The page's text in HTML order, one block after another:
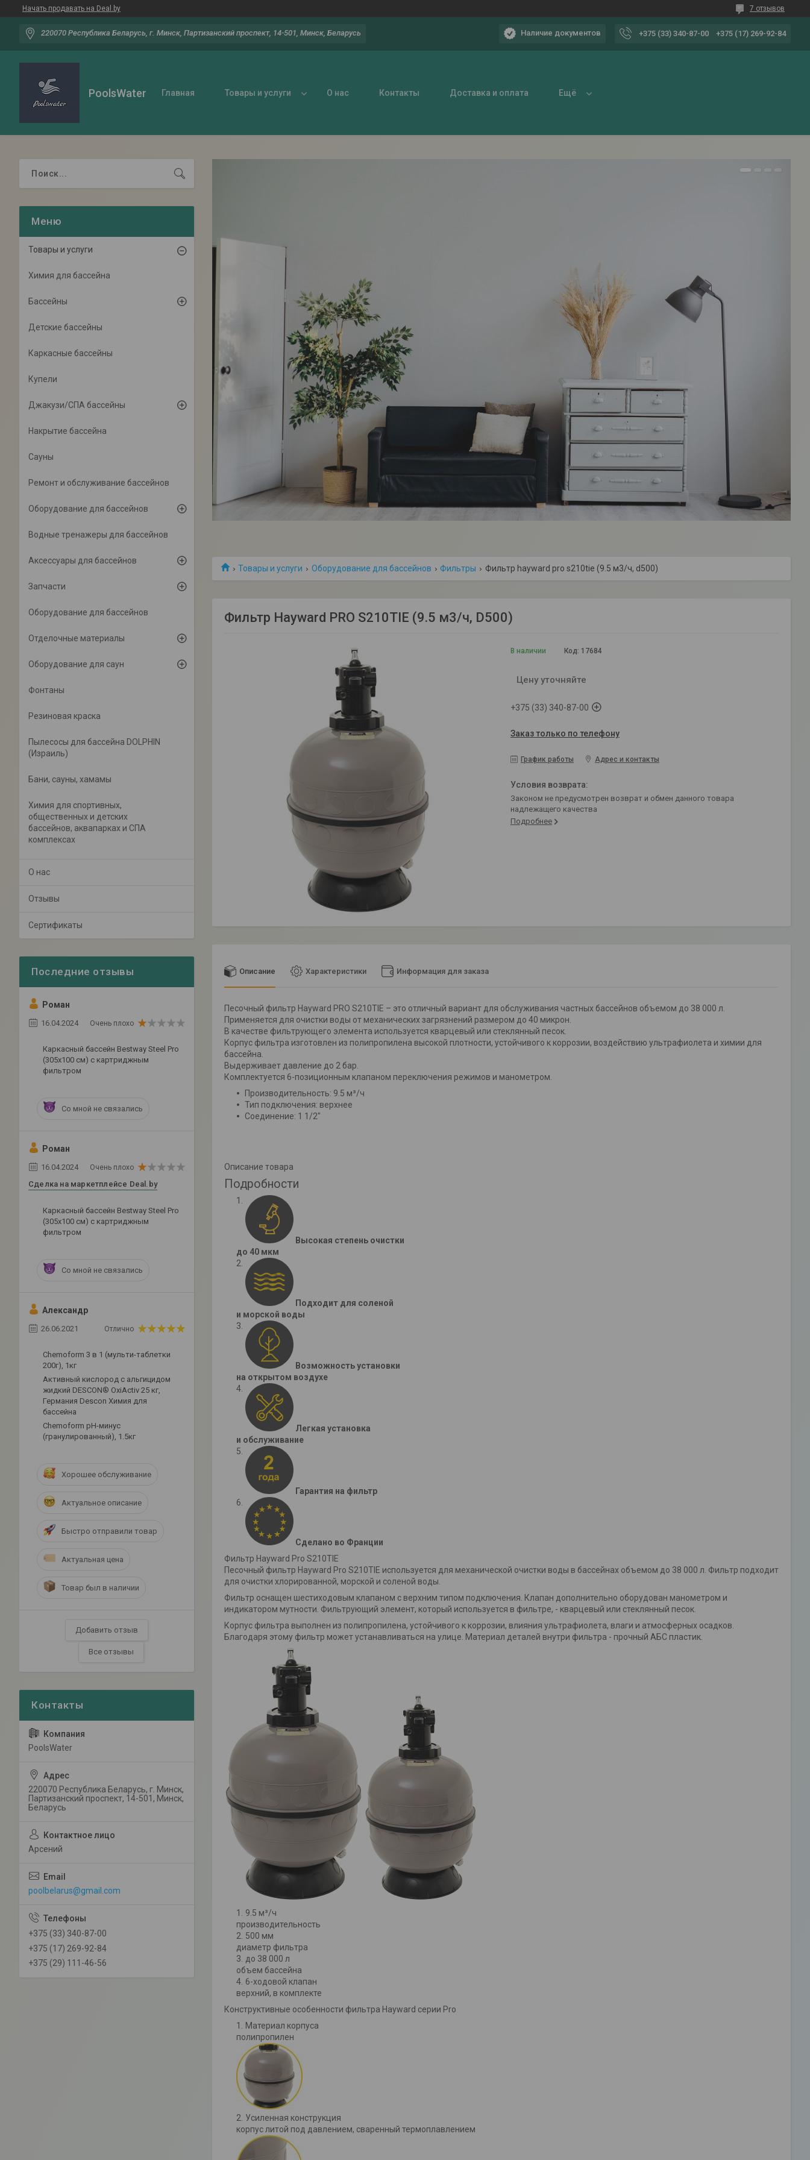
Начать продавать на Deal.by 7 отзывов
220070 Республика Беларусь, г. Минск, Партизанский проспект, 14-501, Минск, Беларусь Наличие документов +375 (33) 340-87-00 +375 (17) 269-92-84
PoolsWater Главная Товары и услуги О нас Контакты Доставка и оплата Ещё
Товары и услуги Оборудование для бассейнов Фильтры Фильтр hayward pro s210tie (9.5 м3/ч, d500)
Фильтр Hayward PRO S210TIE (9.5 м3/ч, D500)
В наличии Код: 17684
Цену уточняйте
+375 (33) 340-87-00
Заказ только по телефону
График работы Адрес и контакты
Законом не предусмотрен возврат и обмен данного товара
надлежащего качества
Подробнее
Описание Характеристики Информация для заказа
Песочный фильтр Hayward PRO S210TIE – это отличный вариант для обслуживания частных бассейнов объемом до 38 000 л.
Применяется для очистки воды от механических загрязнений размером до 40 микрон.
В качестве фильтрующего элемента используется кварцевый или стеклянный песок.
Корпус фильтра изготовлен из полипропилена высокой плотности, устойчивого к коррозии, воздействию ультрафиолета и химии для
бассейна.
Выдерживает давление до 2 бар.
Комплектуется 6-позиционным клапаном переключения режимов и манометром.
Производительность: 9.5 м³/ч
Тип подключения: верхнее
Соединение: 1 1/2"
Описание товара
Подробности
Высокая степень очистки
до 40 мкм
Подходит для соленой
и морской воды
Возможность установки
на открытом воздухе
Легкая установка
и обслуживание
Гарантия на фильтр
Сделано во Франции
Фильтр Hayward Pro S210TIE
Песочный фильтр Hayward Pro S210TIE используется для механической очистки воды в бассейнах объемом до 38 000 л. Фильтр подходит
для очистки хлорированной, морской и соленой воды.
Фильтр оснащен шестиходовым клапаном с верхним типом подключения. Клапан дополнительно оборудован манометром и
индикатором мутности. Фильтрующий элемент, который используется в фильтре, - кварцевый или стеклянный песок.
Корпус фильтра выполнен из полипропилена, устойчивого к коррозии, влияния ультрафиолета, влаги и атмосферных осадков.
Благодаря этому фильтр может устанавливаться на улице. Материал деталей внутри фильтра - прочный АБС пластик.
9.5 м³/ч
производительность
500 мм
диаметр фильтра
до 38 000 л
объем бассейна
6-ходовой клапан
верхний, в комплекте
Конструктивные особенности фильтра Hayward серии Pro
Материал корпуса
полипропилен
Усиленная конструкция
корпус литой под давлением, сваренный термоплавлением
Товары и услуги
Химия для бассейна
Бассейны
Детские бассейны
Каркасные бассейны
Купели
Джакузи/СПА бассейны
Накрытие бассейна
Сауны
Ремонт и обслуживание бассейнов
Оборудование для бассейнов
Водные тренажеры для бассейнов
Аксессуары для бассейнов
Запчасти
Оборудование для бассейнов
Отделочные материалы
Оборудование для саун
Фонтаны
Резиновая краска
Пылесосы для бассейна DOLPHIN
(Израиль)
Бани, сауны, хамамы
Химия для спортивных,
общественных и детских
бассейнов, аквапарках и СПА
комплексах
О нас
Отзывы
Сертификаты
Роман
16.04.2024 Очень плохо
Каркасный бассейн Bestway Steel Pro
(305х100 см) с картриджным
фильтром
Со мной не связались
Роман
16.04.2024 Очень плохо
Сделка на маркетплейсе Deal.by
Каркасный бассейн Bestway Steel Pro
(305х100 см) с картриджным
фильтром
Со мной не связались
Александр
26.06.2021 Отлично
Chemoform 3 в 1 (мульти-таблетки
200г), 1кг
Активный кислород с альгицидом
жидкий DESCON® OxiActiv 25 кг,
Германия Descon Химия для
бассейна
Сhemoform рН-минус
(гранулированный), 1.5кг
Хорошее обслуживание
Актуальное описание
Быстро отправили товар
Актуальная цена
Товар был в наличии
Добавить отзыв
Все отзывы
PoolsWater
220070 Республика Беларусь, г. Минск,
Партизанский проспект, 14-501, Минск,
Беларусь
Арсений
poolbelarus@gmail.com
+375 (33) 340-87-00
+375 (17) 269-92-84
+375 (29) 111-46-56